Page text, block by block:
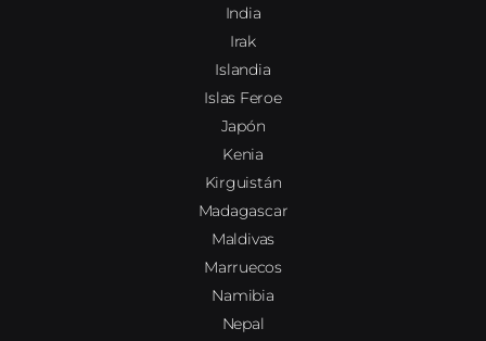
India
Irak
Islandia
Islas Feroe
Japón
Kenia
Kirguistán
Madagascar
Maldivas
Marruecos
Namibia
Nepal